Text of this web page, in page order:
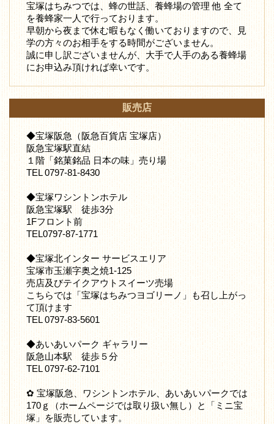
宝塚はちみつでは、蜂の世話、養蜂場の管理 他 全て
を養蜂家一人で行っております。
早朝から夜まで休む暇もなく働いておりますので、見
学の方々のお相手をする時間がございません。
誠に申し訳ございませんが、大手で人手のある養蜂場
にお申込み頂ければ幸いです。
販売店
◆宝塚阪急（阪急百貨店 宝塚店）
阪急宝塚駅直結
１階「銘菓銘品 日本の味」売り場
TEL 0797-81-8430
◆宝塚ワシントンホテル
阪急宝塚駅 徒歩3分
1Fフロント前
TEL0797-87-1771
◆宝塚北インター サービスエリア
宝塚市玉瀬字奥之焼1-125
売店及びテイクアウトスイーツ売場
こちらでは「宝塚はちみつヨゴリーノ」も召し上がっ
て頂けます
TEL 0797-83-5601
◆あいあいパーク ギャラリー
阪急山本駅 徒歩５分
TEL 0797-62-7101
✿ 宝塚阪急、ワシントンホテル、あいあいパークでは
170ｇ（ホームページでは取り扱い無し）と「ミニ宝
塚」を販売しています。